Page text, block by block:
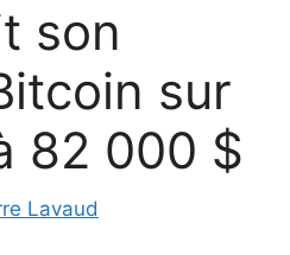
son
sur
82 000 $
Lavaud